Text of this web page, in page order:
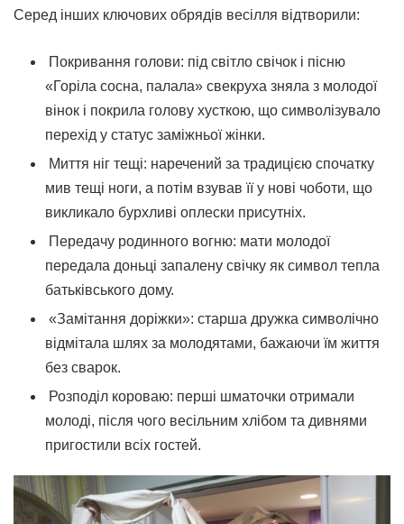
Серед інших ключових обрядів весілля відтворили:
Покривання голови: під світло свічок і пісню
«Горіла сосна, палала» свекруха зняла з молодої
вінок і покрила голову хусткою, що символізувало
перехід у статус заміжньої жінки.
Миття ніг тещі: наречений за традицією спочатку
мив тещі ноги, а потім взував її у нові чоботи, що
викликало бурхливі оплески присутніх.
Передачу родинного вогню: мати молодої
передала доньці запалену свічку як символ тепла
батьківського дому.
«Замітання доріжки»: старша дружка символічно
відмітала шлях за молодятами, бажаючи їм життя
без сварок.
Розподіл короваю: перші шматочки отримали
молоді, після чого весільним хлібом та дивнями
пригостили всіх гостей.